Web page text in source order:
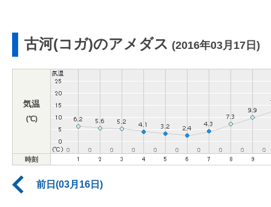
古河(コガ)のアメダス (2016年03月17日)
気温
(℃)
時刻
前日(03月16日)